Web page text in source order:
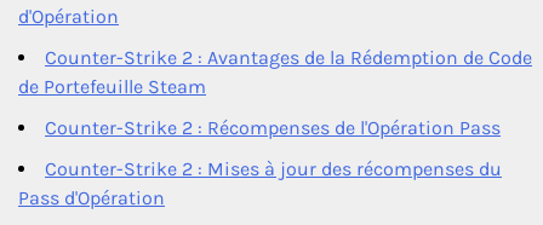
d'Opération
Counter-Strike 2 : Avantages de la Rédemption de Code
de Portefeuille Steam
Counter-Strike 2 : Récompenses de l'Opération Pass
Counter-Strike 2 : Mises à jour des récompenses du
Pass d'Opération